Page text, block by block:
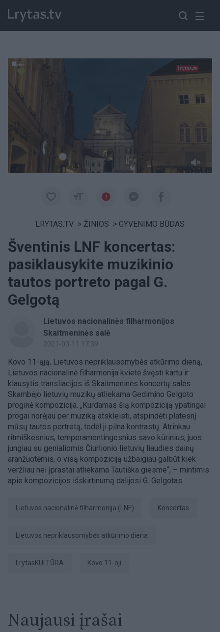
LRYTAS.TV > ŽINIOS > GYVENIMO BŪDAS
Šventinis LNF koncertas:
pasiklausykite muzikinio
tautos portreto pagal G.
Gelgotą
Lietuvos nacionalinės filharmonijos
Skaitmeninės salė
2021-03-11 17:39
Kovo 11-ąją, Lietuvos nepriklausomybės atkūrimo dieną,
Lietuvos nacionalinė filharmonija kvietė švęsti kartu ir
klausytis transliacijos iš Skaitmeninės koncertų salės.
Skambėjo lietuvių muzikų atliekama Gedimino Gelgoto
proginė kompozicija. „Kurdamas šią kompoziciją ypatingai
progai norėjau per muziką atskleisti, atspindėti platesnį
mūsų tautos portretą, todėl ji pilna kontrastų. Atrinkau
ritmiškesnius, temperamentingesnius savo kūrinius, juos
jungiau su genialiomis Čiurlionio lietuvių liaudies dainų
aranžuotėmis, o visą kompoziciją užbaigiau galbūt kiek
veržliau nei įprastai atliekama Tautiška giesme“, – mintimis
apie kompozicijos išskirtinumą dalijosi G. Gelgotas.
Lietuvos nacionalinė filharmonija (LNF) Koncertas
Lietuvos nepriklausomybės atkūrimo diena
LrytasKULTŪRA Kovo 11-oji
Naujausi įrašai